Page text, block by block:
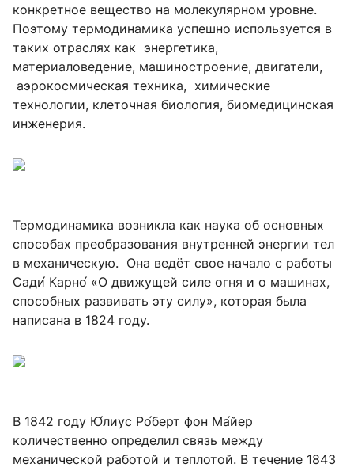
конкретное вещество на молекулярном уровне.
Поэтому термодинамика успешно используется в
таких отраслях как энергетика,
материаловедение, машиностроение, двигатели,
аэрокосмическая техника, химические
технологии, клеточная биология, биомедицинская
инженерия.
Термодинамика возникла как наука об основных
способах преобразования внутренней энергии тел
в механическую. Она ведёт свое начало с работы
Сади́ Карно́ «О движущей силе огня и о машинах,
способных развивать эту силу», которая была
написана в 1824 году.
В 1842 году Ю́лиус Ро́берт фон Ма́йер
количественно определил связь между
механической работой и теплотой. В течение 1843